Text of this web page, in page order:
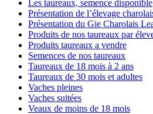
Les taureaux, semence disponible
Présentation de l’élevage
Présentation du Gie Charolais
Produits de nos taureaux par
Produits taureaux a vendre
Semences de nos taureaux
Taureaux de 18 mois à 2 ans
Taureaux de 30 mois et adultes
Vaches pleines
Vaches suitées
Veaux de moins de 18 mois